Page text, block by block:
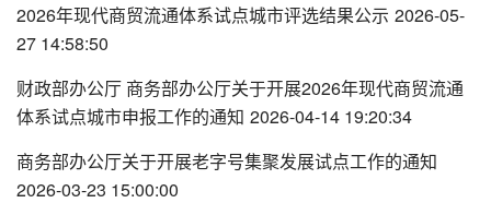
2026年现代商贸流通体系试点城市评选结果公示 2026-05-
27 14:58:50
财政部办公厅 商务部办公厅关于开展2026年现代商贸流通
体系试点城市申报工作的通知 2026-04-14 19:20:34
商务部办公厅关于开展老字号集聚发展试点工作的通知
2026-03-23 15:00:00